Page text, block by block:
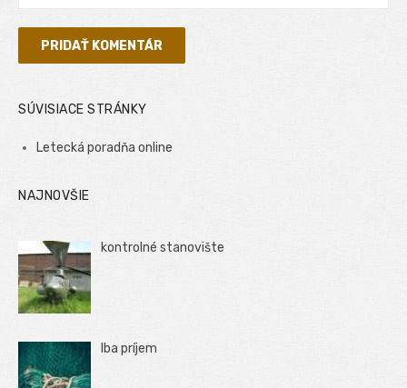
SÚVISIACE STRÁNKY
Letecká poradňa online
NAJNOVŠIE
kontrolné stanovište
Iba príjem